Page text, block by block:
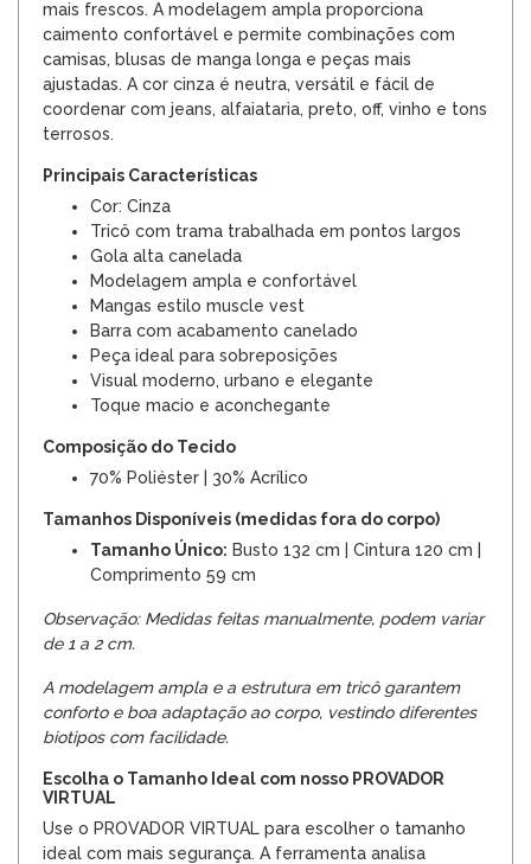
mais frescos. A modelagem ampla proporciona
caimento confortável e permite combinações com
camisas, blusas de manga longa e peças mais
ajustadas. A cor cinza é neutra, versátil e fácil de
coordenar com jeans, alfaiataria, preto, off, vinho e tons
terrosos.
Principais Características
Cor: Cinza
Tricô com trama trabalhada em pontos largos
Gola alta canelada
Modelagem ampla e confortável
Mangas estilo muscle vest
Barra com acabamento canelado
Peça ideal para sobreposições
Visual moderno, urbano e elegante
Toque macio e aconchegante
Composição do Tecido
70% Poliéster | 30% Acrílico
Tamanhos Disponíveis (medidas fora do corpo)
Tamanho Único: Busto 132 cm | Cintura 120 cm |
Comprimento 59 cm
Observação: Medidas feitas manualmente, podem variar
de 1 a 2 cm.
A modelagem ampla e a estrutura em tricô garantem
conforto e boa adaptação ao corpo, vestindo diferentes
biotipos com facilidade.
Escolha o Tamanho Ideal com nosso PROVADOR
VIRTUAL
Use o PROVADOR VIRTUAL para escolher o tamanho
ideal com mais segurança. A ferramenta analisa